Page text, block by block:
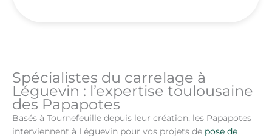
Spécialistes du carrelage à
Léguevin : l’expertise toulousaine
des Papapotes
Basés à Tournefeuille depuis leur création, les Papapotes
interviennent à Léguevin pour vos projets de pose de